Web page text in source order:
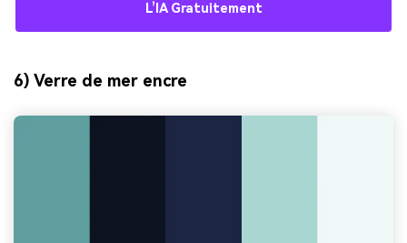
L’IA Gratuitement
6) Verre de mer encre